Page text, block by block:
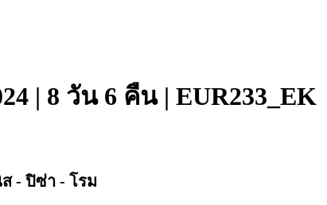
| 8 วัน 6 คืน | EUR233_EK
- ปิซ่า - โรม